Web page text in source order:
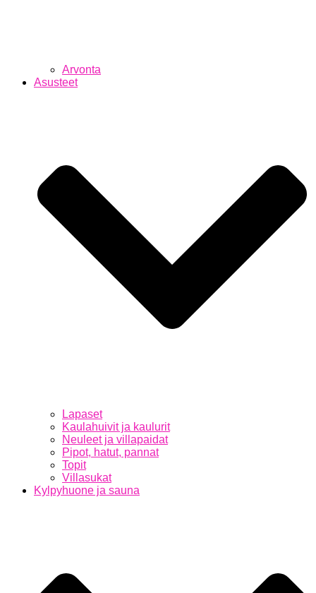
Arvonta
Asusteet
Lapaset
Kaulahuivit ja kaulurit
Neuleet ja villapaidat
Pipot, hatut, pannat
Topit
Villasukat
Kylpyhuone ja sauna